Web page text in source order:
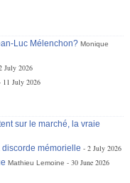
Luc Mélenchon? Monique
July 2026
11 July 2026
sur le marché, la vraie
mémorielle
2 July 2026
Mathieu Lemoine 30 June 2026